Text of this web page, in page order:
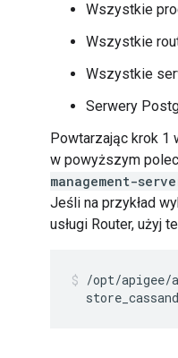
Wszystkie
Wszystkie
Wszystkie
Serwery
Powtarzając krok 1
w powyższym
management-
Jeśli na przykład
usługi Router, użyj
/opt/apigee/